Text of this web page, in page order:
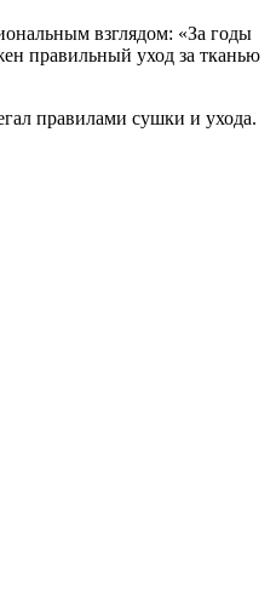
взглядом: «За годы
правильный уход за тканью
правилами сушки и ухода.